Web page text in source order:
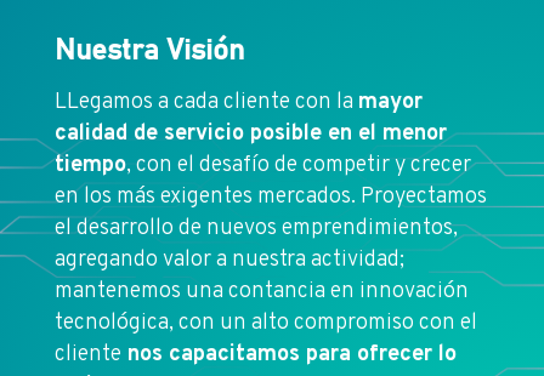
Nuestra Visión
LLegamos a cada cliente con la mayor
calidad de servicio posible en el menor
tiempo, con el desafío de competir y crecer
en los más exigentes mercados. Proyectamos
el desarrollo de nuevos emprendimientos,
agregando valor a nuestra actividad;
mantenemos una contancia en innovación
tecnológica, con un alto compromiso con el
cliente nos capacitamos para ofrecer lo